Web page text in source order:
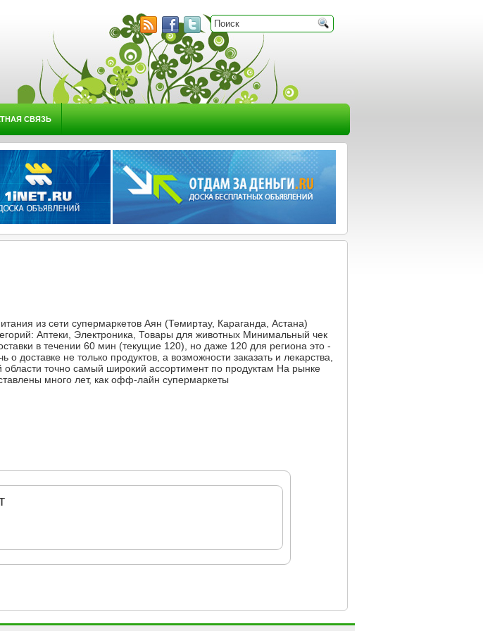
СВЯЗЬ
из сети супермаркетов Аян (Темиртау, Караганда, Астана)
Аптеки, Электроника, Товары для животных Минимальный чек
в течении 60 мин (текущие 120), но даже 120 для региона это -
о доставке не только продуктов, а возможности заказать и лекарства,
области точно самый широкий ассортимент по продуктам На рынке
много лет, как офф-лайн супермаркеты